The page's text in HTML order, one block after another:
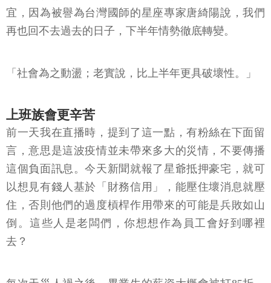
宜，因為被譽為台灣國師的星座專家唐綺陽說，我們
再也回不去過去的日子，下半年情勢徹底轉變。
「社會為之動盪；老實說，比上半年更具破壞性。」
上班族會更辛苦
前一天我在直播時，提到了這一點，有粉絲在下面留
言，意思是這波疫情並未帶來多大的災情，不要傳播
這個負面訊息。今天新聞就報了星爺抵押豪宅，就可
以想見有錢人基於「財務信用」，能壓住壞消息就壓
住，否則他們的過度槓桿作用帶來的可能是兵敗如山
倒。這些人是老闆們，你想想作為員工會好到哪裡
去？